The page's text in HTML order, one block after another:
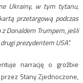
Ukrainy, w tym tytanu,
przetargową podczas
Donaldem Trumpem, jeśli
prezydentem USA”.
narrację o groźbie
Stany Zjednoczone,